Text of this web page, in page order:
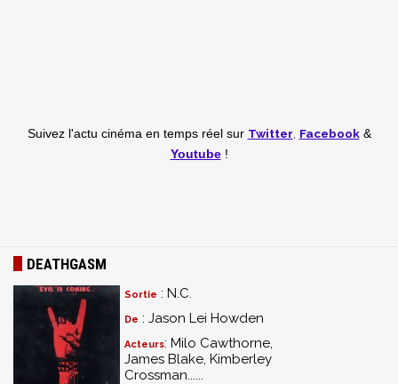
Suivez l'actu cinéma en temps réel sur Twitter Facebook&
Youtube!
DEATHGASM
Sortie : N.C.
De : Jason Lei Howden
Acteurs: Milo Cawthorne,
James Blake, Kimberley
Crossman......